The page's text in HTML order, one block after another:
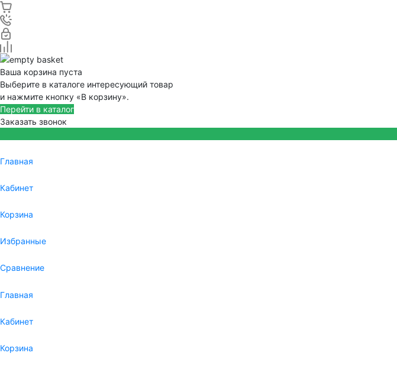
Ваша корзина пуста
Выберите в каталоге интересующий товар
и нажмите кнопку «В корзину».
Перейти в каталог
Заказать звонок
Главная
Кабинет
Корзина
Избранные
Сравнение
Главная
Кабинет
Корзина